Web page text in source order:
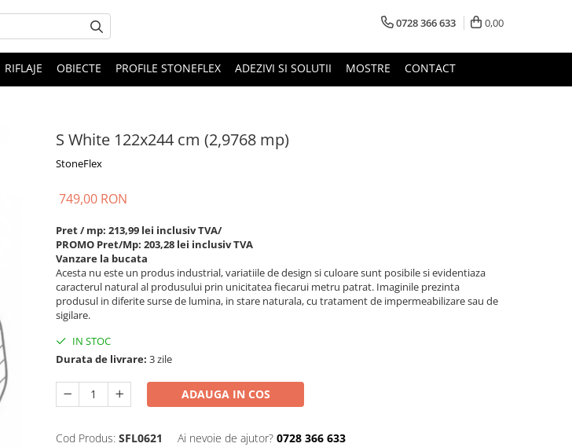
0728 366 633 0,00
RIFLAJE OBIECTE PROFILE STONEFLEX ADEZIVI SI SOLUTII MOSTRE CONTACT
S White 122x244 cm (2,9768 mp)
StoneFlex
749,00 RON
Pret / mp: 213,99 lei inclusiv TVA/
PROMO Pret/Mp: 203,28 lei inclusiv TVA
Vanzare la bucata
Acesta nu este un produs industrial, variatiile de design si culoare sunt posibile si evidentiaza
caracterul natural al produsului prin unicitatea fiecarui metru patrat. Imaginile prezinta
produsul in diferite surse de lumina, in stare naturala, cu tratament de impermeabilizare sau de
sigilare.
IN STOC
Durata de livrare: 3 zile
ADAUGA IN COS
Cod Produs: SFL0621 Ai nevoie de ajutor? 0728 366 633